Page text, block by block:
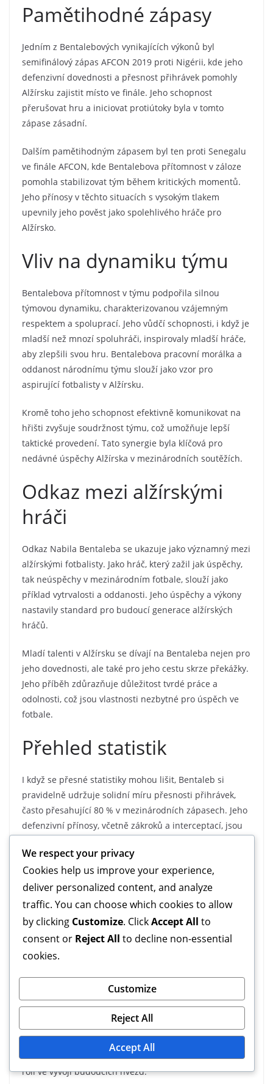
Pamětihodné zápasy
Jedním z Bentalebových vynikajících výkonů byl
semifinálový zápas AFCON 2019 proti Nigérii, kde jeho
defenzivní dovednosti a přesnost přihrávek pomohly
Alžírsku zajistit místo ve finále. Jeho schopnost
přerušovat hru a iniciovat protiútoky byla v tomto
zápase zásadní.
Dalším pamětihodným zápasem byl ten proti Senegalu
ve finále AFCON, kde Bentalebova přítomnost v záloze
pomohla stabilizovat tým během kritických momentů.
Jeho přínosy v těchto situacích s vysokým tlakem
upevnily jeho pověst jako spolehlivého hráče pro
Alžírsko.
Vliv na dynamiku týmu
Bentalebova přítomnost v týmu podpořila silnou
týmovou dynamiku, charakterizovanou vzájemným
respektem a spoluprací. Jeho vůdčí schopnosti, i když je
mladší než mnozí spoluhráči, inspirovaly mladší hráče,
aby zlepšili svou hru. Bentalebova pracovní morálka a
oddanost národnímu týmu slouží jako vzor pro
aspirující fotbalisty v Alžírsku.
Kromě toho jeho schopnost efektivně komunikovat na
hřišti zvyšuje soudržnost týmu, což umožňuje lepší
taktické provedení. Tato synergie byla klíčová pro
nedávné úspěchy Alžírska v mezinárodních soutěžích.
Odkaz mezi alžírskými
hráči
Odkaz Nabila Bentaleba se ukazuje jako významný mezi
alžírskými fotbalisty. Jako hráč, který zažil jak úspěchy,
tak neúspěchy v mezinárodním fotbale, slouží jako
příklad vytrvalosti a oddanosti. Jeho úspěchy a výkony
nastavily standard pro budoucí generace alžírských
hráčů.
Mladí talenti v Alžírsku se dívají na Bentaleba nejen pro
jeho dovednosti, ale také pro jeho cestu skrze překážky.
Jeho příběh zdůrazňuje důležitost tvrdé práce a
odolnosti, což jsou vlastnosti nezbytné pro úspěch ve
fotbale.
Přehled statistik
I když se přesné statistiky mohou lišit, Bentaleb si
pravidelně udržuje solidní míru přesnosti přihrávek,
často přesahující 80 % v mezinárodních zápasech. Jeho
defenzivní přínosy, včetně zákroků a interceptací, jsou
schopnosti jako záložníka.
Z hlediska mezinárodních vystoupení Bentaleb získal
více než 40 startů za Alžírsko, což odráží jeho důležitost
v týmu. Tyto statistiky podtrhují jeho roli jako klíčového
hráče v nedávných úspěších národního týmu.
Vliv na mladší hráče
Bentalebův vliv přesahuje hřiště, protože aktivně
spolupracuje s mladšími hráči v Alžírsku. Jeho ochota
sdílet zkušenosti a postřehy pomáhá vychovávat další
generaci fotbalových talentů. Účastí na tréninkových
táborech a mládežnických programech hraje zásadní
roli ve vývoji budoucích hvězd.
We respect your privacy
Cookies help us improve your experience,
deliver personalized content, and analyze
traffic. You can choose which cookies to allow
by clicking Customize. ClickAccept All to
consent or Reject All to decline non-essential
cookies.
Customize
Reject All
Accept All